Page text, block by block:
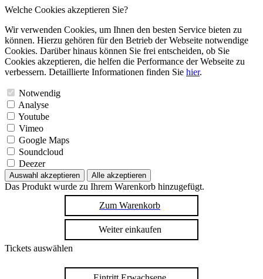
Welche Cookies akzeptieren Sie?
Wir verwenden Cookies, um Ihnen den besten Service bieten zu
können. Hierzu gehören für den Betrieb der Webseite notwendige
Cookies. Darüber hinaus können Sie frei entscheiden, ob Sie
Cookies akzeptieren, die helfen die Performance der Webseite zu
verbessern. Detaillierte Informationen finden Sie hier.
Notwendig
Analyse
Youtube
Vimeo
Google Maps
Soundcloud
Deezer
Auswahl akzeptieren Alle akzeptieren
Das Produkt wurde zu Ihrem Warenkorb hinzugefügt.
Zum Warenkorb
Weiter einkaufen
Tickets auswählen